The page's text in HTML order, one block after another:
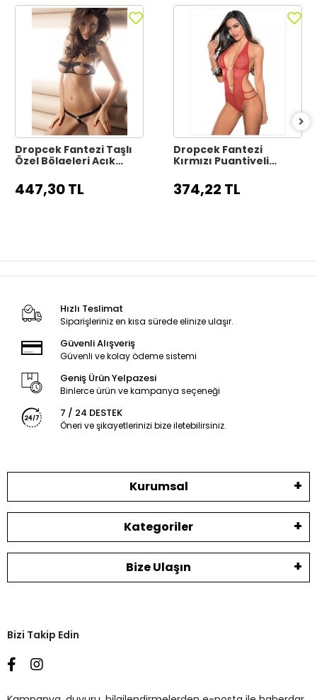
Dropcek Fantezi Taşlı
Özel Bölgeleri Açık
TG273245
447,30 TL
Dropcek Fantezi
Kırmızı Puantiyeli
374,22 TL
Hızlı Teslimat
Siparişleriniz en kısa sürede elinize ulaşır.
Güvenli Alışveriş
Güvenli ve kolay ödeme sistemi
Geniş Ürün Yelpazesi
Binlerce ürün ve kampanya seçeneği
7 / 24 DESTEK
Öneri ve şikayetlerinizi bize iletebilirsiniz.
Kurumsal
Kategoriler
Bize Ulaşın
Bizi Takip Edin